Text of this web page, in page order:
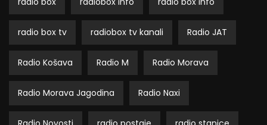
radio box tv radiobox tv kanali Radio JAT
Radio Košava Radio M Radio Morava
Radio Morava Jagodina Radio Naxi